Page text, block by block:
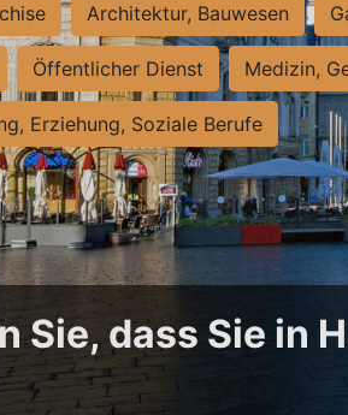
Architektur, Bauwesen
Öffentlicher Dienst Medizin,
Erziehung, Soziale Berufe
Sie, dass Sie in